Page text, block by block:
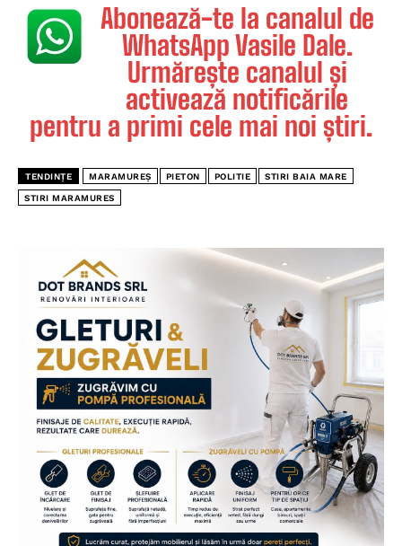
Abonează-te la canalul de
WhatsApp Vasile Dale.
Urmărește canalul și
activează notificările
pentru a primi cele mai noi știri.
TENDINȚE MARAMUREȘ PIETON POLITIE STIRI BAIA MARE
STIRI MARAMURES